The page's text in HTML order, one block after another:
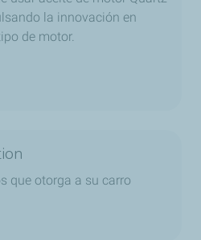
la innovación en
de motor.
que otorga a su carro